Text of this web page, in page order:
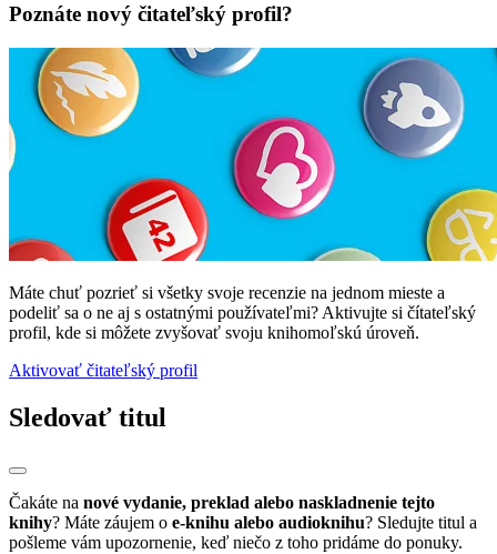
Poznáte nový čitateľský profil?
Máte chuť pozrieť si všetky svoje recenzie na jednom mieste a
podeliť sa o ne aj s ostatnými používateľmi? Aktivujte si čítateľský
profil, kde si môžete zvyšovať svoju knihomoľskú úroveň.
Aktivovať čitateľský profil
Sledovať titul
Čakáte na nové vydanie, preklad alebo naskladnenie tejto
knihy? Máte záujem o e-knihu alebo audioknihu? Sledujte titul a
pošleme vám upozornenie, keď niečo z toho pridáme do ponuky.